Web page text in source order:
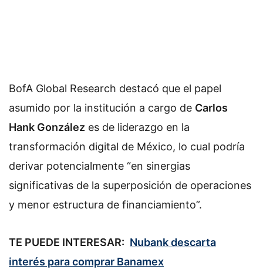
BofA Global Research destacó que el papel
asumido por la institución a cargo de Carlos
Hank González es de liderazgo en la
transformación digital de México, lo cual podría
derivar potencialmente “en sinergias
significativas de la superposición de operaciones
y menor estructura de financiamiento”.
TE PUEDE INTERESAR: Nubank descarta
interés para comprar Banamex